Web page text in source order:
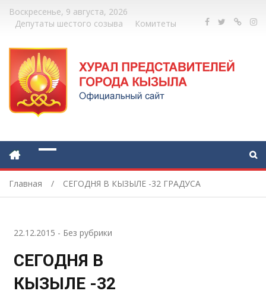
Воскресенье, 9 августа, 2026
Депутаты шестого созыва
Комитеты
Главная СЕГОДНЯ В КЫЗЫЛЕ -32 ГРАДУСА
22.12.2015 - Без рубрики
СЕГОДНЯ В
КЫЗЫЛЕ -32